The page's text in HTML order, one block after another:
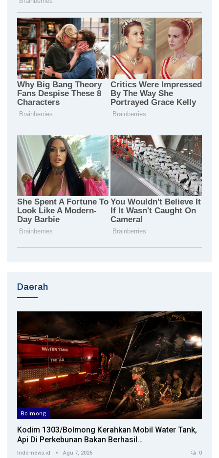
Daerah
Bolmong
Kodim 1303/Bolmong Kerahkan Mobil Water Tank,
Api Di Perkebunan Bakan Berhasil…
Indo-news.id Agu 7, 2026 0